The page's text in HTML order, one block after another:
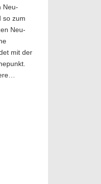
Neu-
so zum
Neu-
mit der